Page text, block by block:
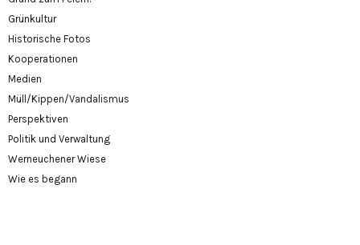
Grünkultur
Historische Fotos
Kooperationen
Medien
Müll/Kippen/Vandalismus
Perspektiven
Politik und Verwaltung
Werneuchener Wiese
Wie es begann